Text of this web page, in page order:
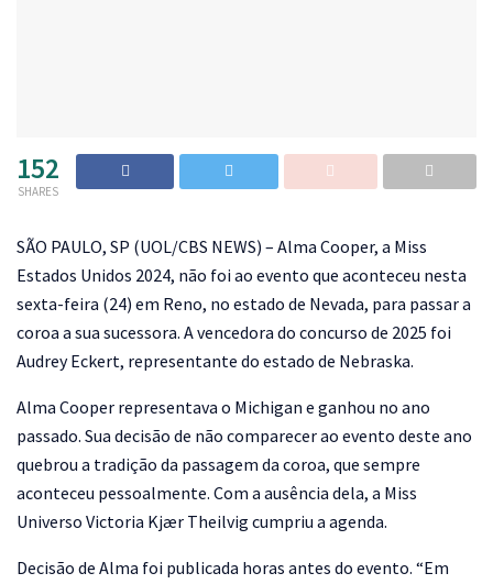
152
SHARES
SÃO PAULO, SP (UOL/CBS NEWS) – Alma Cooper, a Miss
Estados Unidos 2024, não foi ao evento que aconteceu nesta
sexta-feira (24) em Reno, no estado de Nevada, para passar a
coroa a sua sucessora. A vencedora do concurso de 2025 foi
Audrey Eckert, representante do estado de Nebraska.
Alma Cooper representava o Michigan e ganhou no ano
passado. Sua decisão de não comparecer ao evento deste ano
quebrou a tradição da passagem da coroa, que sempre
aconteceu pessoalmente. Com a ausência dela, a Miss
Universo Victoria Kjær Theilvig cumpriu a agenda.
Decisão de Alma foi publicada horas antes do evento. “Em